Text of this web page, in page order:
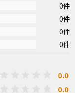
0件
0件
0件
0件
0.0
0.0